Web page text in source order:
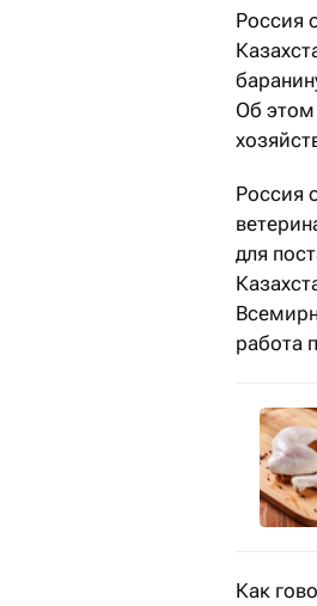
Россия
Об этом
Россия
для
работа
Как